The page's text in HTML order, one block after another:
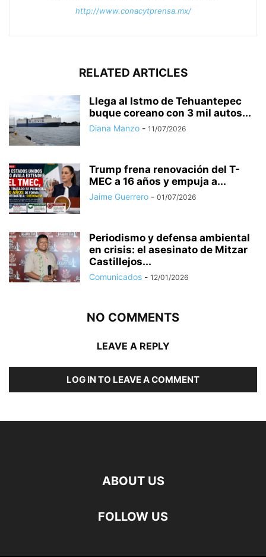
http://www.conacytprensa.mx/
RELATED ARTICLES
Llega al Istmo de Tehuantepec
buque coreano con 3 mil autos...
Diana Manzo - 11/07/2026
Trump frena renovación del T-
MEC a 16 años y empuja a...
Jaime Guerrero - 01/07/2026
Periodismo y defensa ambiental
en crisis: el asesinato de Mitzar
Castillejos...
Comunicados - 12/01/2026
NO COMMENTS
LEAVE A REPLY
LOG IN TO LEAVE A COMMENT
ABOUT US
FOLLOW US